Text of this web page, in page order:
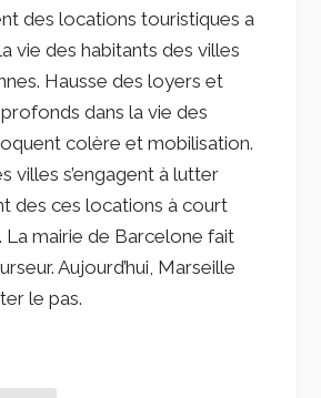
des locations touristiques a
vie des habitants des villes
Hausse des loyers et
dans la vie des
colère et mobilisation.
villes s’engagent à lutter
des ces locations à court
La mairie de Barcelone fait
Aujourd’hui, Marseille
le pas.